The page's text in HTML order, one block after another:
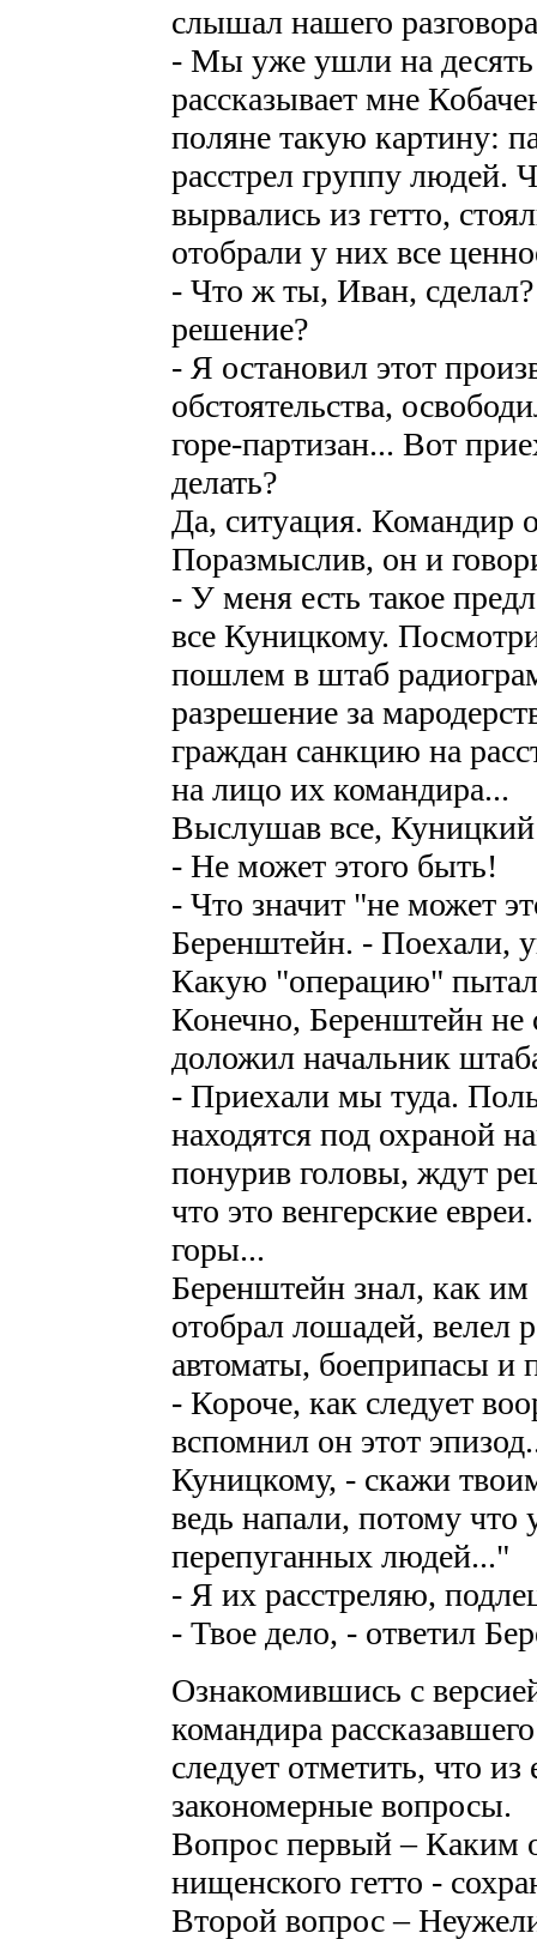
слышал нашего
- Мы уже ушли на десять
рассказывает мне
поляне такую картину:
расстрел группу людей.
вырвались из гетто,
отобрали у них все
- Что ж ты, Иван,
решение?
- Я остановил этот
обстоятельства,
горе-партизан... Вот
делать?
Да, ситуация. Командир
Поразмыслив, он и
- У меня есть такое
все Куницкому.
пошлем в штаб
разрешение за
граждан санкцию на
на лицо их командира...
Выслушав все,
- Не может этого быть!
- Что значит "не может
Беренштейн. - Поехали,
Какую "операцию"
Конечно, Беренштейн не
доложил начальник
- Приехали мы туда.
находятся под охраной
понурив головы, ждут
что это венгерские
горы...
Беренштейн знал, как
отобрал лошадей, велел
автоматы, боеприпасы и
- Короче, как следует
вспомнил он этот
Куницкому, - скажи
ведь напали, потому
перепуганных людей..."
- Я их расстреляю,
- Твое дело, - ответил
Ознакомившись с
командира
следует отметить, что из
закономерные вопросы.
Вопрос первый – Каким
нищенского гетто -
Второй вопрос –